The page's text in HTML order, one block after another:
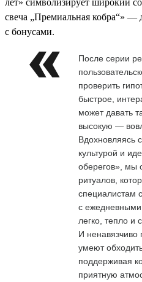
свеча „Премиальная кобра“» —
с бонусами.
После серии
проверить
быстрое,
может давать
высокую —
Вдохновляясь
культурой и
оберегов», мы
ритуалов,
специалистам
с
легко, тепло и
И ненавязчиво
умеют
поддерживая
приятную